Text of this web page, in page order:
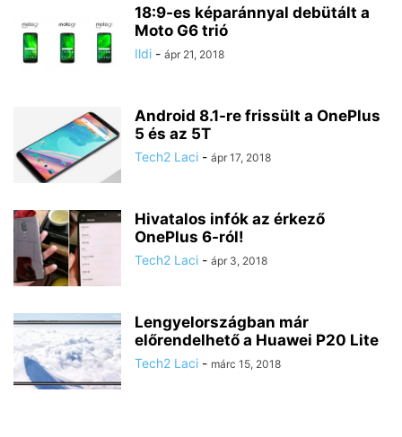
18:9-es képaránnyal debütált a
Moto G6 trió
Ildi - ápr 21, 2018
Android 8.1-re frissült a OnePlus
5 és az 5T
Tech2 Laci - ápr 17, 2018
Hivatalos infók az érkező
OnePlus 6-ról!
Tech2 Laci - ápr 3, 2018
Lengyelországban már
előrendelhető a Huawei P20 Lite
Tech2 Laci - márc 15, 2018